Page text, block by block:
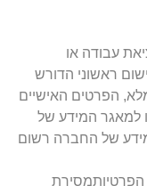
עבודה או
ראשוני הדורש
הפרטים האישיים
למאגר המידע של
של החברה רשום
11 לחוק הגנת הפרטיותמסירת